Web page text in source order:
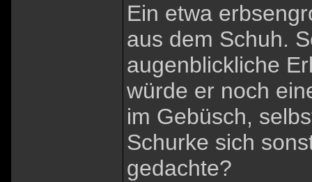
Ein etwa
aus dem Schuh.
augenblickliche
würde er noch
im Gebüsch,
Schurke sich
gedachte?